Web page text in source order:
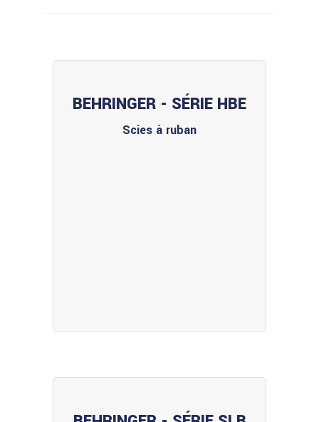
BEHRINGER - SÉRIE HBE
Scies à ruban